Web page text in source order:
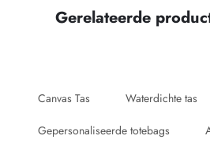
Gerelateerde
Canvas Tas Waterdichte tas
Gepersonaliseerde totebags